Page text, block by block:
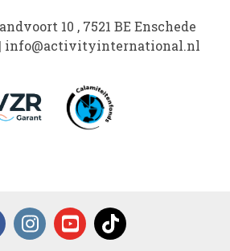
10 , 7521 BE Enschede
| info@activityinternational.nl